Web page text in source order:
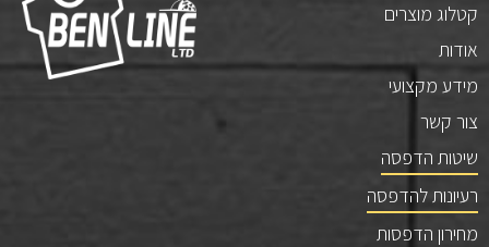
קטלוג מוצרים
אודות
מידע מקצועי
צור קשר
שיטות הדפסה
רעיונות להדפסה
מחירון הדפסות